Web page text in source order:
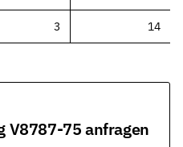
3 14
V8787-75 anfragen